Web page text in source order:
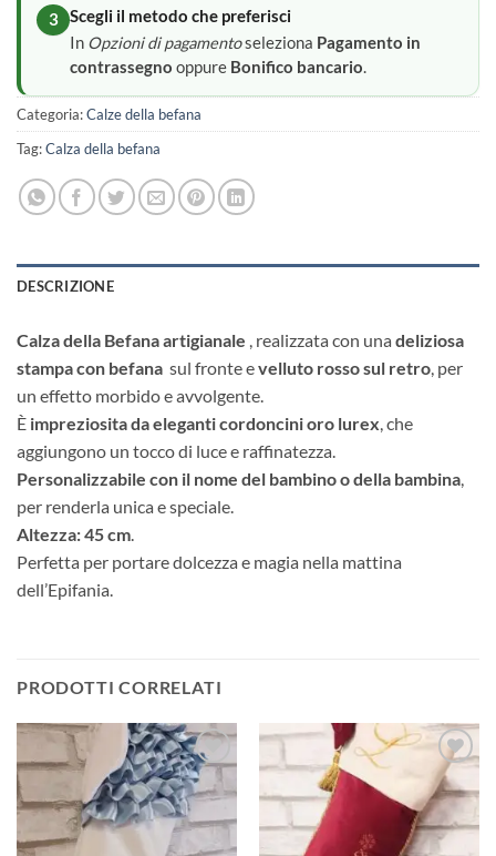
3
Scegli il metodo che preferisci
In Opzioni di pagamentoseleziona Pagamento in
contrassegno oppure Bonifico bancario.
Categoria:Calze della befana
Tag:Calza della befana
DESCRIZIONE
Calza della Befana artigianale , realizzata con una deliziosa
stampa con befana sul fronte evelluto rosso sul retro , per
un effetto morbido e avvolgente.
È impreziosita da eleganti cordoncini oro lurex , che
aggiungono un tocco di luce e raffinatezza.
Personalizzabile con il nome del bambino o della bambina
per renderla unica e speciale.
Altezza: 45 cm
Perfetta per portare dolcezza e magia nella mattina
dell’Epifania.
PRODOTTI CORRELATI
Aggiungi
alla lista
desideri
Aggiungi
alla lista
dei
desideri